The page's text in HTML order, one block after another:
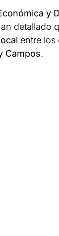
y
detallado
entre los
Campos.